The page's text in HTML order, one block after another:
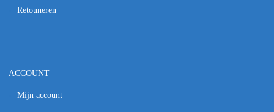
Retouneren
ACCOUNT
Mijn account